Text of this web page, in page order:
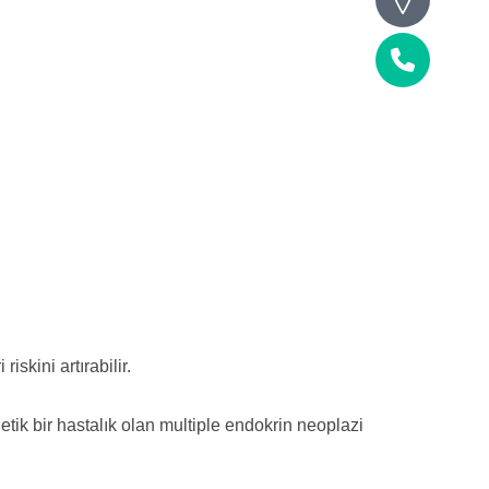
artırabilir.
bir hastalık olan multiple endokrin neoplazi